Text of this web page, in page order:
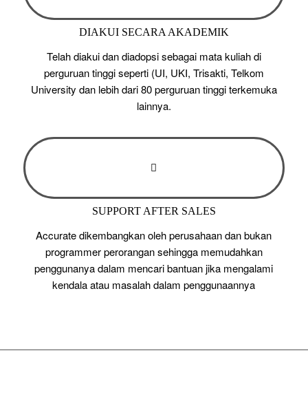
DIAKUI SECARA AKADEMIK
Telah diakui dan diadopsi sebagai mata kuliah di
perguruan tinggi seperti (UI, UKI, Trisakti, Telkom
University dan lebih dari 80 perguruan tinggi terkemuka
lainnya.
SUPPORT AFTER SALES
Accurate dikembangkan oleh perusahaan dan bukan
programmer perorangan sehingga memudahkan
penggunanya dalam mencari bantuan jika mengalami
kendala atau masalah dalam penggunaannya